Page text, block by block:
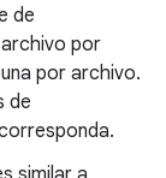
de
por
por archivo.
de